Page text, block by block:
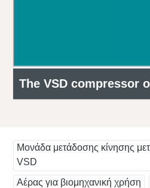
The VSD compressor
Μονάδα μετάδοσης κίνησης
VSD
Αέρας για βιομηχανική χρήση